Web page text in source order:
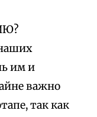
им и
важно
так как